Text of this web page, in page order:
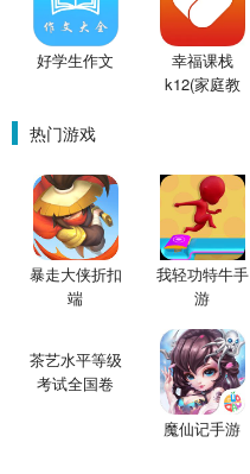
好学生作文
幸福课栈
k12(家庭教
热门游戏
暴走大侠折扣
端
我轻功特牛手
游
茶艺水平等级
考试全国卷
魔仙记手游